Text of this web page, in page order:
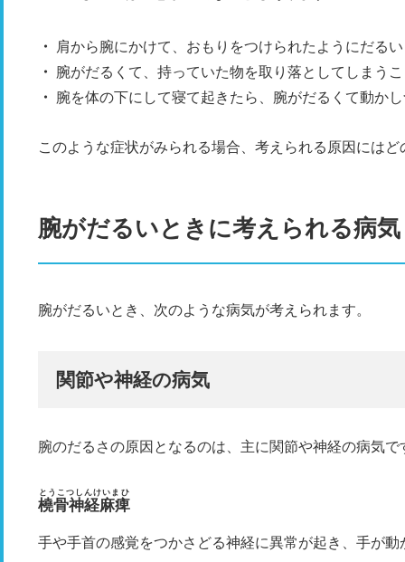
肩から腕にかけて、おもりをつけられたようにだるい
腕がだるくて、持っていた物を取り落としてしまう
腕を体の下にして寝て起きたら、腕がだるくて動か
このような症状がみられる場合、考えられる原因には
腕がだるいときに考えられる病気
腕がだるいとき、次のような病気が考えられます。
関節や神経の病気
腕のだるさの原因となるのは、主に関節や神経の病気で
橈骨神経麻痺
とうこつしんけいまひ
手や手首の感覚をつかさどる神経に異常が起き、手が